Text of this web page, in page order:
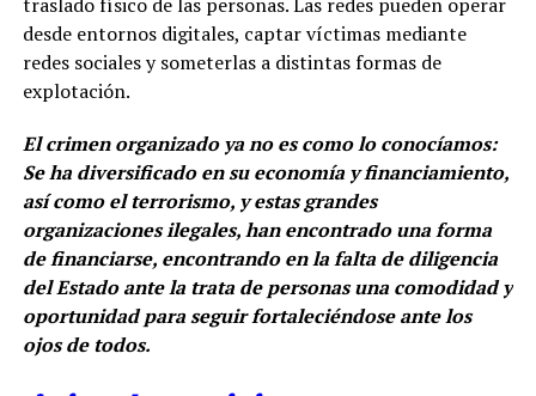
desde entornos digitales, captar víctimas mediante
redes sociales y someterlas a distintas formas de
explotación.
El crimen organizado ya no es como lo conocíamos:
Se ha diversificado en su economía y financiamiento,
así como el terrorismo, y estas grandes
organizaciones ilegales, han encontrado una forma
de financiarse, encontrando en la falta de diligencia
del Estado ante la trata de personas una comodidad y
oportunidad para seguir fortaleciéndose ante los
ojos de todos.